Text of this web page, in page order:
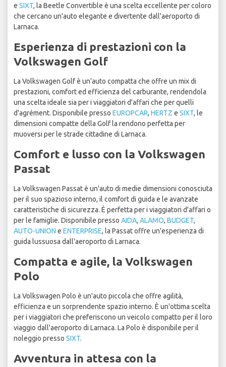
e SIXT, la Beetle Convertible è una scelta eccellente per coloro
che cercano un'auto elegante e divertente dall'aeroporto di
Larnaca.
Esperienza di prestazioni con la
Volkswagen Golf
La Volkswagen Golf è un'auto compatta che offre un mix di
prestazioni, comfort ed efficienza del carburante, rendendola
una scelta ideale sia per i viaggiatori d'affari che per quelli
d'agrément. Disponibile presso EUROPCAR, HERTZ e SIXT, le
dimensioni compatte della Golf la rendono perfetta per
muoversi per le strade cittadine di Larnaca.
Comfort e lusso con la Volkswagen
Passat
La Volkswagen Passat è un'auto di medie dimensioni conosciuta
per il suo spazioso interno, il comfort di guida e le avanzate
caratteristiche di sicurezza. È perfetta per i viaggiatori d'affari o
per le famiglie. Disponibile presso AIDA, ALAMO, BUDGET,
AUTO-UNION e ENTERPRISE, la Passat offre un'esperienza di
guida lussuosa dall'aeroporto di Larnaca.
Compatta e agile, la Volkswagen
Polo
La Volkswagen Polo è un'auto piccola che offre agilità,
efficienza e un sorprendente spazio interno. È un'ottima scelta
per i viaggiatori che preferiscono un veicolo compatto per il loro
viaggio dall'aeroporto di Larnaca. La Polo è disponibile per il
noleggio presso SIXT.
Avventura in attesa con la